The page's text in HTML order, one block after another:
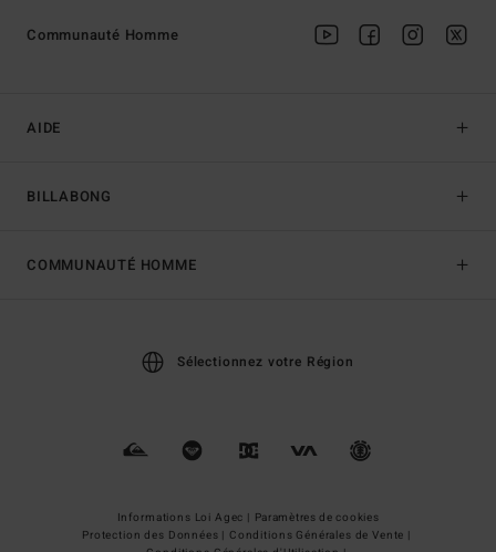
AIDE
BILLABONG
Communauté Homme
COMMUNAUTÉ HOMME
Sélectionnez votre Région
Informations Loi Agec | Paramètres de cookies
Protection des Données | Conditions Générales de Vente |